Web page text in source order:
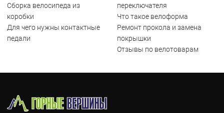
Сборка велосипеда из
коробки
Для чего нужны контактные
педали
переключателя
Что такое велоформа
Ремонт прокола и замена
покрышки
Отзывы по велотоварам